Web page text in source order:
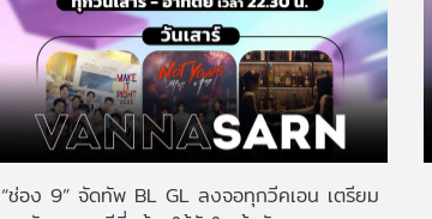
“ช่อง 9” จัดทัพ BL GL ลงจอทุกวีคเอน เตรียม